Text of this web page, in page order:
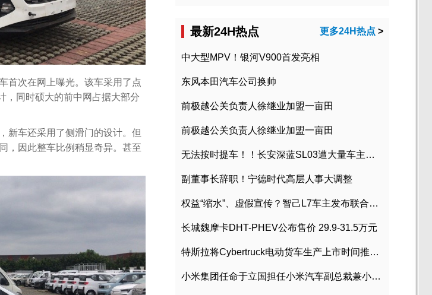
首次在网上曝光。该车采用了点
，同时硕大的前中网占据大部分
新车还采用了侧滑门的设计。但
，因此整车比例稍显奇异。甚至
最新24H热点 更多24H热点 >
中大型MPV！银河V900首发亮相
东风本田汽车公司换帅
前极越公关负责人徐继业加盟一亩田
前极越公关负责人徐继业加盟一亩田
无法按时提车！！长安深蓝SL03遭大量车主投诉
副董事长辞职！宁德时代高层人事大调整
权益“缩水”、虚假宣传？智己L7车主发布联合维权声明
长城魏摩卡DHT-PHEV公布售价 29.9-31.5万元
特斯拉将Cybertruck电动货车生产上市时间推迟到2023年初
小米集团任命于立国担任小米汽车副总裁兼小米汽车北京总部政委